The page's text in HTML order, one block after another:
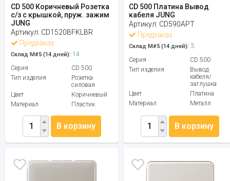
CD 500 Коричневый Розетка
с/з с крышкой, пруж. зажим
JUNG
Артикул: CD1520BFKLBR
Предзаказ
Склад М#5 (14 дней): 14
Серия
CD 500
Тип изделия
Розетка
силовая
Цвет
Коричневый
Материал
Пластик
В корзину
CD 500 Платина Вывод
кабеля JUNG
Артикул: CD590APT
Предзаказ
Склад М#5 (14 дней): 3
Серия
CD 500
Тип изделия
Вывод
кабеля/
заглушка
Цвет
Платина
Материал
Металл
В корзину